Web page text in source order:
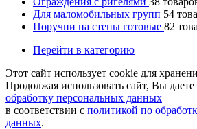
Для маломобильных групп 54
Поручни на стены готовые 82
Перейти в категорию
Этот сайт использует cookie для
Продолжая использовать сайт, Вы даете
обработку персональных данных
в соответствии с политикой по
данных.